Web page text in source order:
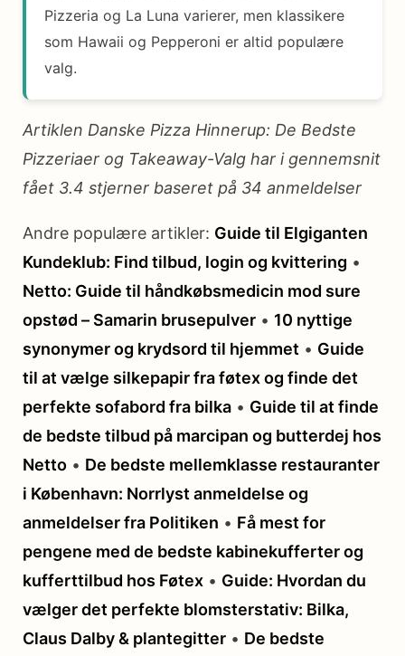
Pizzeria og La Luna varierer, men klassikere
som Hawaii og Pepperoni er altid populære
valg.
Artiklen Danske Pizza Hinnerup: De Bedste
Pizzeriaer og Takeaway-Valg har i gennemsnit
fået 3.4 stjerner baseret på 34 anmeldelser
Andre populære artikler: Guide til Elgiganten
Kundeklub: Find tilbud, login og kvittering •
Netto: Guide til håndkøbsmedicin mod sure
opstød – Samarin brusepulver • 10 nyttige
synonymer og krydsord til hjemmet • Guide
til at vælge silkepapir fra føtex og finde det
perfekte sofabord fra bilka • Guide til at finde
de bedste tilbud på marcipan og butterdej hos
Netto • De bedste mellemklasse restauranter
i København: Norrlyst anmeldelse og
anmeldelser fra Politiken • Få mest for
pengene med de bedste kabinekufferter og
kufferttilbud hos Føtex • Guide: Hvordan du
vælger det perfekte blomsterstativ: Bilka,
Claus Dalby & plantegitter • De bedste